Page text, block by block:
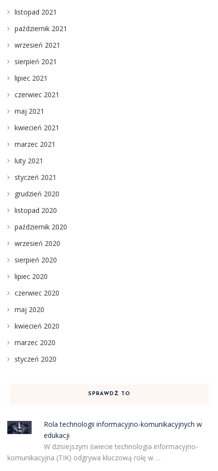
listopad 2021
październik 2021
wrzesień 2021
sierpień 2021
lipiec 2021
czerwiec 2021
maj 2021
kwiecień 2021
marzec 2021
luty 2021
styczeń 2021
grudzień 2020
listopad 2020
październik 2020
wrzesień 2020
sierpień 2020
lipiec 2020
czerwiec 2020
maj 2020
kwiecień 2020
marzec 2020
styczeń 2020
SPRAWDŹ TO
Rola technologii informacyjno-komunikacyjnych w
edukacji
W dzisiejszym świecie technologia informacyjno-
komunikacyjna (TIK) odgrywa kluczową rolę w …